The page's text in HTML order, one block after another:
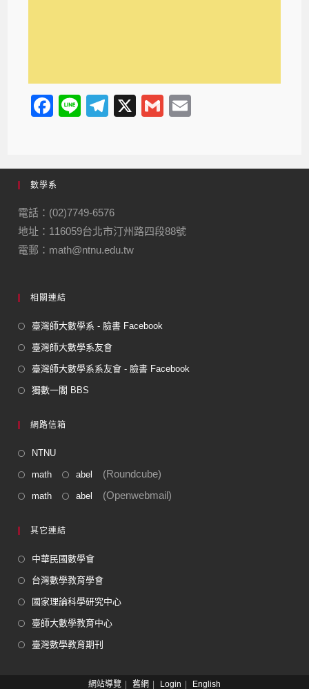
F
e
b
o
o
k
Li
T
gr
m
X
G
數學系
電話：(02)7749-6576
地址：116059台北市汀州路四段88號
電郵：math@ntnu.edu.tw
相關連結
臺灣師大數學系 - 臉書 Facebook
臺灣師大數學系友會
臺灣師大數學系系友會 - 臉書 Facebook
獨數一閣 BBS
網路信箱
NTNU
math abel (Roundcube)
math abel (Openwebmail)
其它連結
中華民國數學會
台灣數學教育學會
國家理論科學研究中心
臺師大數學教育中心
臺灣數學教育期刊
網站導覽 舊網 Login English